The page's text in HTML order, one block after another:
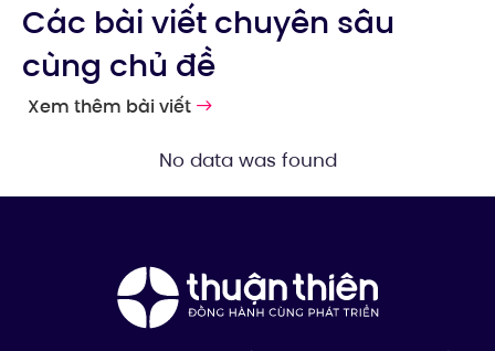
Các bài viết chuyên sâu
cùng chủ đề
Xem thêm bài viết
No data was found